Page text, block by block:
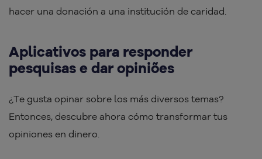
hacer una donación a una institución de caridad.
Aplicativos para responder
pesquisas e dar opiniões
¿Te gusta opinar sobre los más diversos temas?
Entonces, descubre ahora cómo transformar tus
opiniones en dinero.